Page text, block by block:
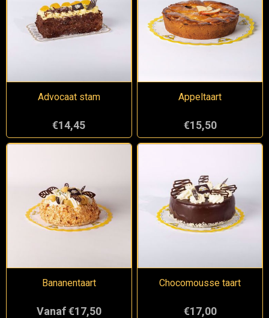
Advocaat stam
€14,45
Appeltaart
€15,50
Bananentaart
Vanaf €17,50
Chocomousse taart
€17,00